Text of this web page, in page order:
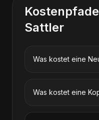
Sattler
Was kostet eine
Was kostet eine